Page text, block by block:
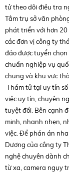
tử theo dõi điều tra
Tâm trụ sở văn
phát triển với hơn
các đơn vị công ty
đảo được tuyển
chuẩn nghiệp vụ
chung và khu vực
Thám tử tại uy tín
việc uy tín, chuyên
tuyệt đối. Bên cạnh
minh, nhanh nhẹn,
việc. Để phán án
Dương của công ty
nghệ chuyên dành
từ xa, camera ngụy